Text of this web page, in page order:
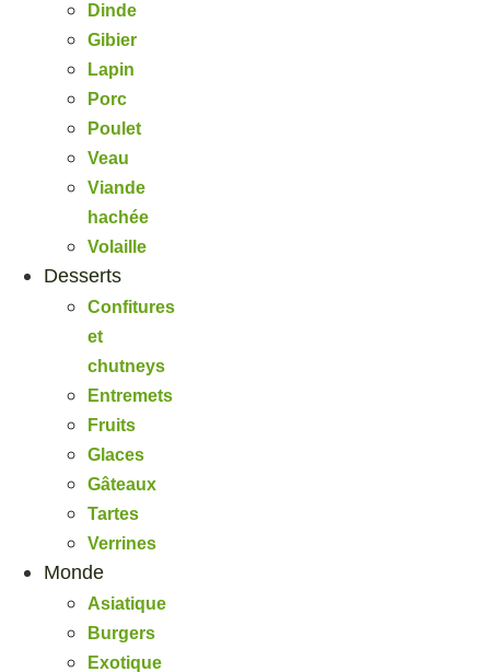
Dinde
Gibier
Lapin
Porc
Poulet
Veau
Viande
hachée
Volaille
Desserts
Confitures
et
chutneys
Entremets
Fruits
Glaces
Gâteaux
Tartes
Verrines
Monde
Asiatique
Burgers
Exotique